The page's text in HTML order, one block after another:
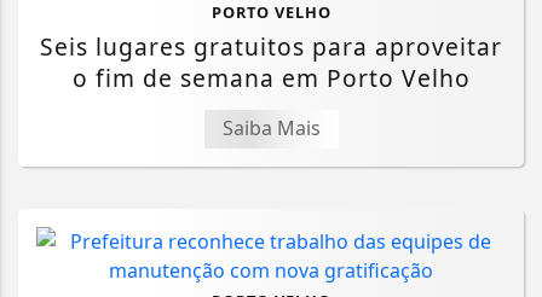
PORTO VELHO
Seis lugares gratuitos para aproveitar
o fim de semana em Porto Velho
Saiba Mais